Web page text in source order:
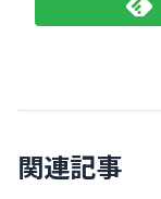
関連記事